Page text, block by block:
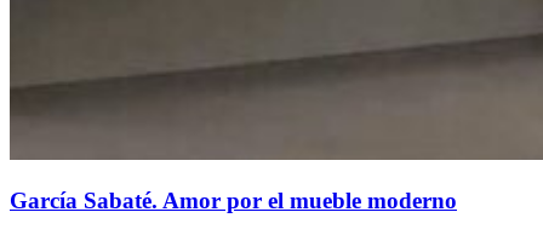
García Sabaté. Amor por el mueble moderno